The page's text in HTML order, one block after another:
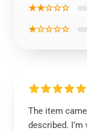
★★☆☆☆
★☆☆☆☆
The item
described.